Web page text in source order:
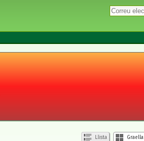
Llista Graella